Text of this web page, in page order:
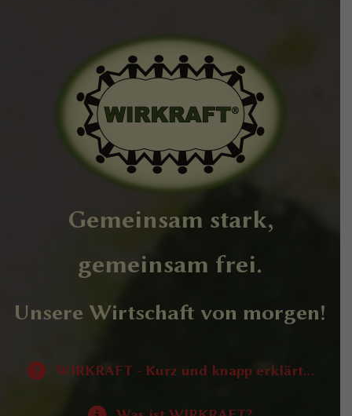
Gemeinsam stark,
gemeinsam frei.
Unsere Wirtschaft von morgen!
WIRKRAFT - Kurz und knapp erklärt...